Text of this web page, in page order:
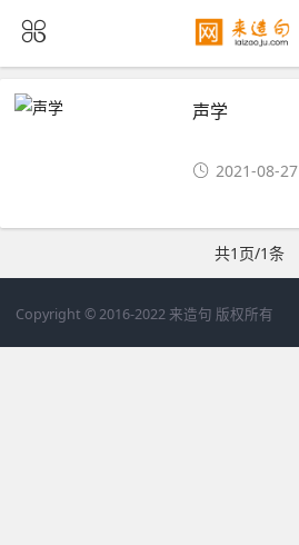
声学
2021-08-27
共1页/1条
Copyright © 2016-2022 来造句 版权所有